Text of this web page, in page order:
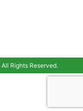
All Rights Reserved.